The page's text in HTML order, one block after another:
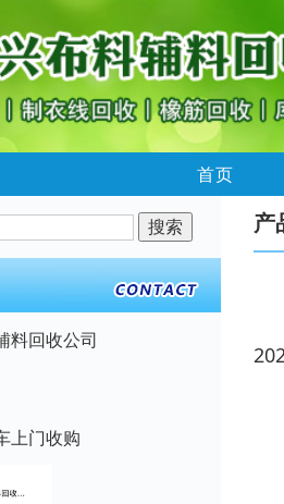
首页
料回收公司
上门收购
产